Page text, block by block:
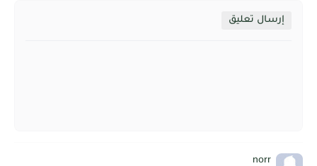
إرسال تعليق
norr